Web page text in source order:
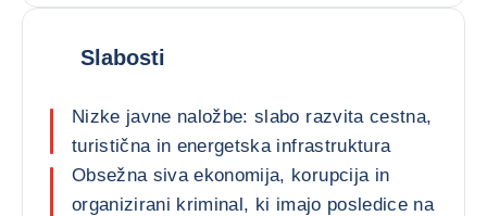
Slabosti
Nizke javne naložbe: slabo razvita cestna,
turistična in energetska infrastruktura
Obsežna siva ekonomija, korupcija in
organizirani kriminal, ki imajo posledice na